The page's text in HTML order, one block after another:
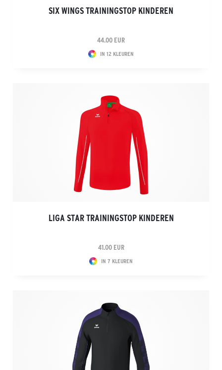
SIX WINGS TRAININGSTOP KINDEREN
44.00 EUR
IN 12 KLEUREN
LIGA STAR TRAININGSTOP KINDEREN
41.00 EUR
IN 7 KLEUREN